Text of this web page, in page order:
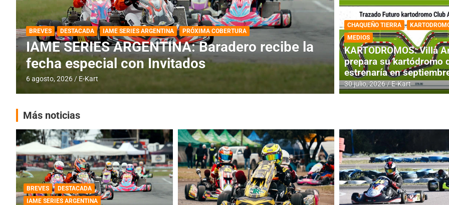
DESTACADA IAME SERIES ARGENTINA
IAME SERIES ARGENTINA: Horarios para la
fecha con Invitados
4 agosto, 2026 E-Kart
DESTACADA INFORME CENTRAL
RMC BUENOS
histórica en
4 agosto, 2026 E-Kart
CHAQUEÑO TIERRA
MEDIOS
KARTODROMOS: Villa
prepara su kartódromo
estrenaría en
30 julio, 2026 E-Kart
Más noticias
BREVES
DESTACADA
IAME SERIES ARGENTINA